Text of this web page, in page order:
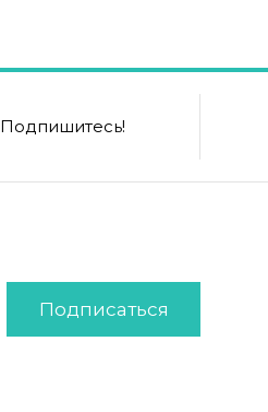
Подпишитесь!
Подписаться